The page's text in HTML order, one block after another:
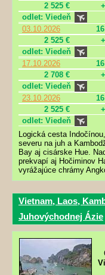
2 525 €
odlet: Viedeň
03.10.2026
2 525 €
odlet: Viedeň
17.10.2026
2 708 €
odlet: Viedeň
23.10.2026
2 525 €
odlet: Viedeň
Logická cesta
severu na juh a
Bay aj cisárske Hue.
prekvapí aj Hočiminov
vyrážajúce chrámy
Vietnam, Laos,
Juhovýchodnej Ázie